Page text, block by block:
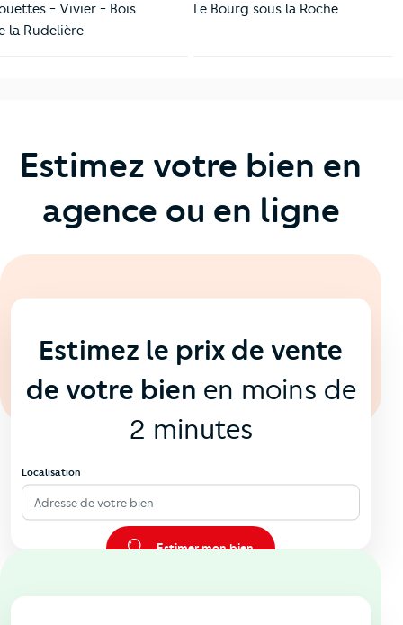
- Vivier - Bois
la Rudelière
Le Bourg sous la Roche
Estimez votre bien en
agence ou en ligne
Estimez le prix de vente
de votre bien en moins de
2 minutes
Localisation
Adresse de votre bien
Estimer mon bien
En agence